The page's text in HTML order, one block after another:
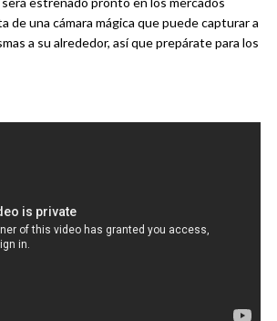
de una cámara mágica que puede capturar a
a su alrededor, así que prepárate para los